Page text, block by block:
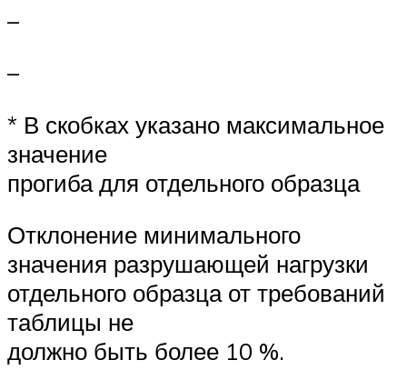
–
–
* В скобках указано максимальное
значение
прогиба для отдельного образца
Отклонение минимального
значения разрушающей нагрузки
отдельного образца от требований
таблицы не
должно быть более 10 %.